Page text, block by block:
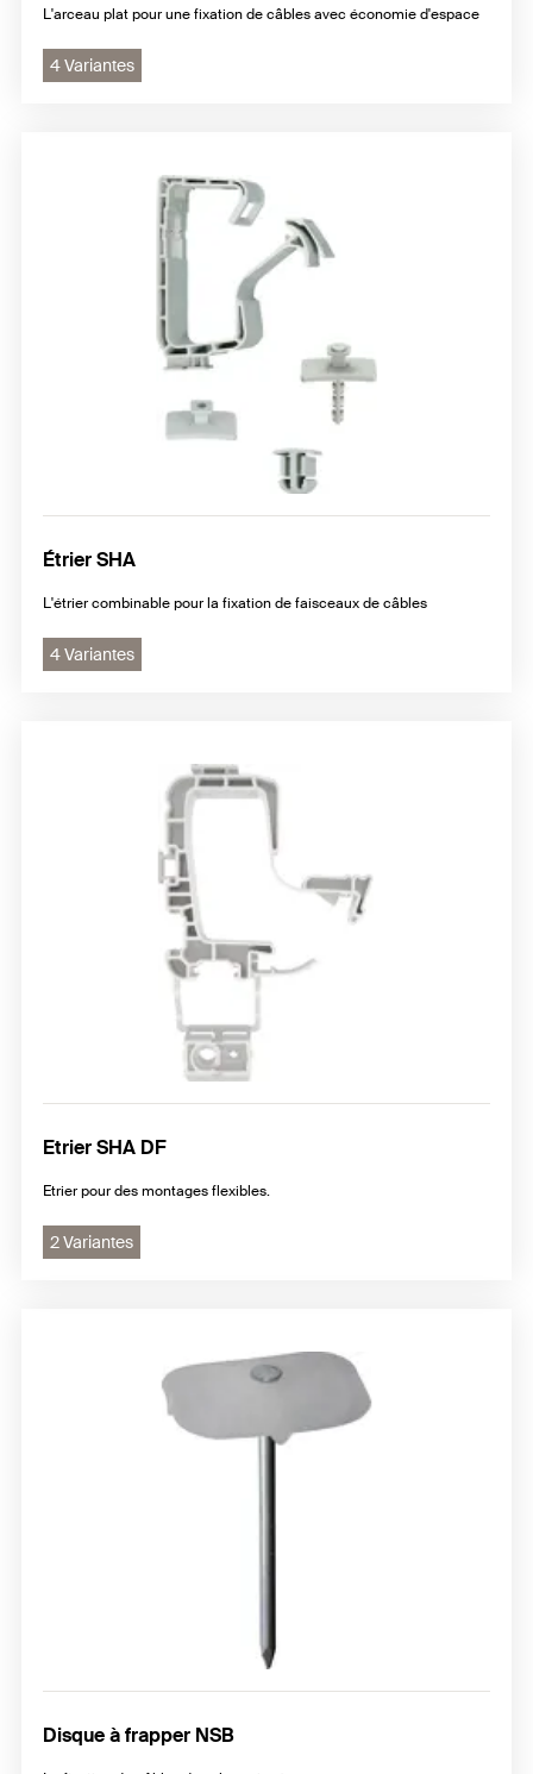
L'arceau plat pour une fixation de câbles avec économie d'espace
4 Variantes
Étrier SHA
L'étrier combinable pour la fixation de faisceaux de câbles
4 Variantes
Etrier SHA DF
Etrier pour des montages flexibles.
2 Variantes
Disque à frapper NSB